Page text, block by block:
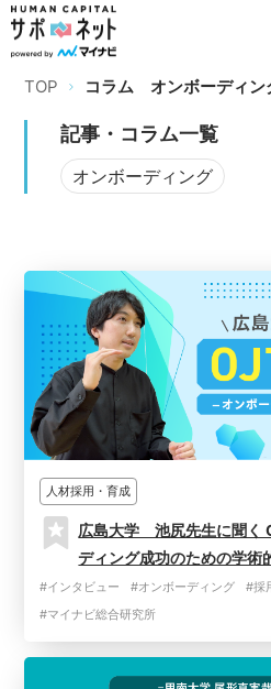
TOP コラムオンボーディン
記事・コラム一覧
オンボーディング
人材採用・育成
広島大学 池尻先生に聞く
ディング成功のための学術
#インタビュー #オンボーディング #採
#マイナビ総合研究所